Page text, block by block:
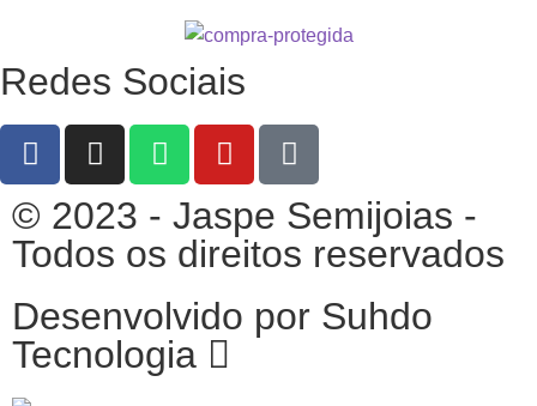
Redes Sociais
© 2023 - Jaspe Semijoias -
Todos os direitos reservados
Desenvolvido por Suhdo
Tecnologia